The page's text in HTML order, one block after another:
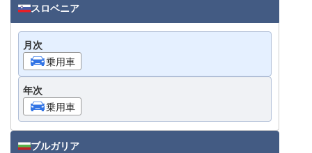
スロベニア
月次
乗用車
年次
乗用車
ブルガリア